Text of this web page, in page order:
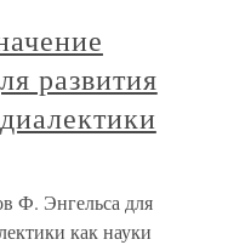
развития
Ф. Энгельса для
как науки